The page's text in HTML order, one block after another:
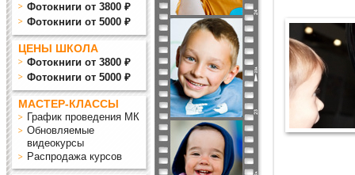
Фотокниги от 3800 ₽
Фотокниги от 5000 ₽
ЦЕНЫ ШКОЛА
Фотокниги от 3800 ₽
Фотокниги от 5000 ₽
МАСТЕР-КЛАССЫ
График проведения МК
Обновляемые
видеокурсы
Распродажа курсов